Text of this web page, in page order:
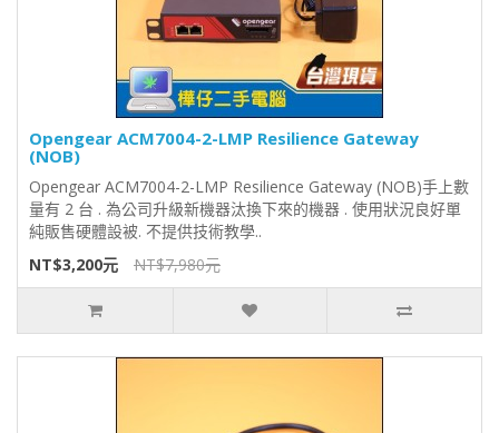
Opengear ACM7004-2-LMP Resilience Gateway
(NOB)
Opengear ACM7004-2-LMP Resilience Gateway (NOB)手上數
量有 2 台 . 為公司升級新機器汰換下來的機器 . 使用狀況良好單
純販售硬體設被. 不提供技術教學..
NT$3,200元
NT$7,980元